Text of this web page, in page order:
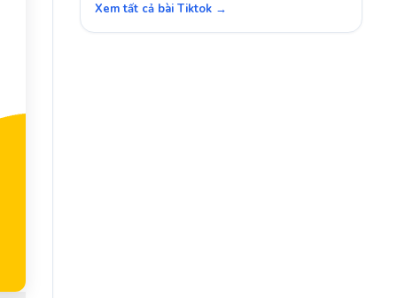
Xem tất cả bài Tiktok →